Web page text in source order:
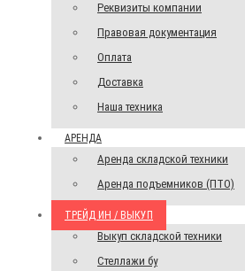
Реквизиты компании
Правовая документация
Оплата
Доставка
Наша техника
АРЕНДА
Аренда складской техники
Аренда подъемников (ПТО)
ТРЕЙД ИН / ВЫКУП
Выкуп складской техники
Стеллажи бу